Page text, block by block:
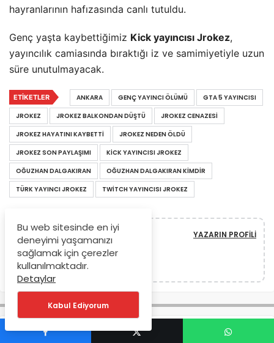
hayranlarının hafızasında canlı tutuldu.
Genç yaşta kaybettiğimiz Kick yayıncısı Jrokez,
yayıncılık camiasında bıraktığı iz ve samimiyetiyle uzun
süre unutulmayacak.
ETIKETLER ANKARA GENÇ YAYINCI ÖLÜMÜ
GTA 5 YAYINCISI
JROKEZ
JROKEZ BALKONDAN DÜŞTÜ
JROKEZ CENAZESI
JROKEZ HAYATINI KAYBETTI
JROKEZ NEDEN ÖLDÜ
JROKEZ SON PAYLAŞIMI
KICK YAYINCISI JROKEZ
OĞUZHAN DALGAKIRAN
OĞUZHAN DALGAKIRAN KIMDIR
TÜRK YAYINCI JROKEZ
TWITCH YAYINCISI JROKEZ
BirTekno YAZARIN PROFILI
Anasayfa Haberler
Bu web sitesinde en iyi
deneyimi yaşamanızı
sağlamak için çerezler
kullanılmaktadır.
Detaylar
Kabul Ediyorum